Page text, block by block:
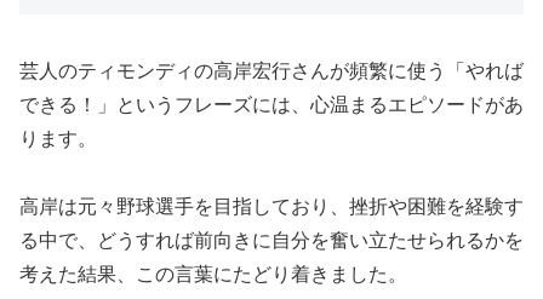
芸人のティモンディの高岸宏行さんが頻繁に使う「やれば
できる！」というフレーズには、心温まるエピソードがあ
ります。
高岸は元々野球選手を目指しており、挫折や困難を経験す
る中で、どうすれば前向きに自分を奮い立たせられるかを
考えた結果、この言葉にたどり着きました。